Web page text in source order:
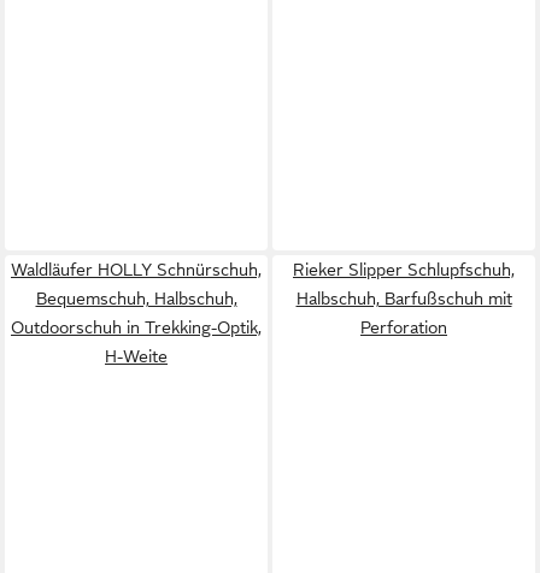
Waldläufer HOLLY Schnürschuh,
Bequemschuh, Halbschuh,
Outdoorschuh in Trekking-Optik,
H-Weite
Rieker Slipper Schlupfschuh,
Halbschuh, Barfußschuh mit
Perforation